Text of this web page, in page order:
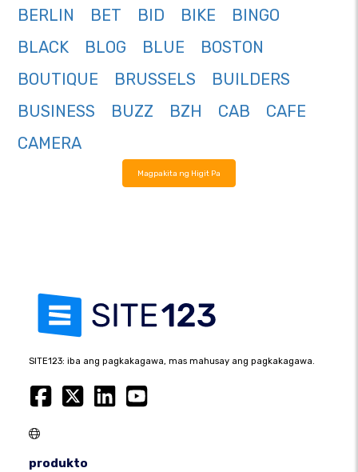
BERLIN
BET BID BIKE
BINGO
BLACK
BLOG BLUE
BOSTON
BOUTIQUE
BRUSSELS
BUILDERS
BUSINESS
BUZZ BZH CAB
CAFE
CAMERA
Magpakita ng Higit Pa
SITE123: iba ang pagkakagawa, mas mahusay ang pagkakagawa.
produkto